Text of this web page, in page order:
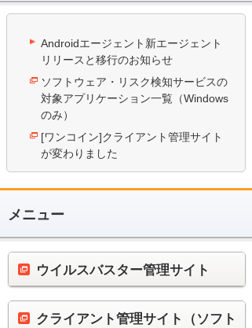
Androidエージェント新エージェント
リリースと移行のお知らせ
ソフトウェア・リスク検知サービスの
対象アプリケーション一覧（Windows
のみ）
[ワンコイン]クライアント管理サイト
が変わりました
メニュー
ウイルスバスター管理サイト
クライアント管理サイト（ソフト